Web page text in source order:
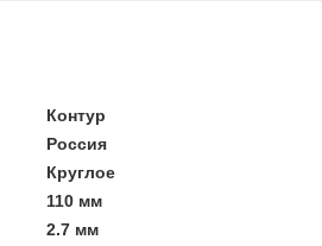
Контур
Россия
Круглое
110 мм
2.7 мм